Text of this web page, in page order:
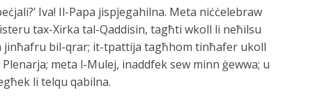
Iva! Il-Papa jispjegahilna. Meta niċċelebraw
tax-Xirka tal-Qaddisin, tagħti wkoll li neħilsu
jinħafru bil-qrar; it-tpattija tagħhom tinħafer ukoll
meta l-Mulej, inaddfek sew minn ġewwa; u
li telqu qabilna.